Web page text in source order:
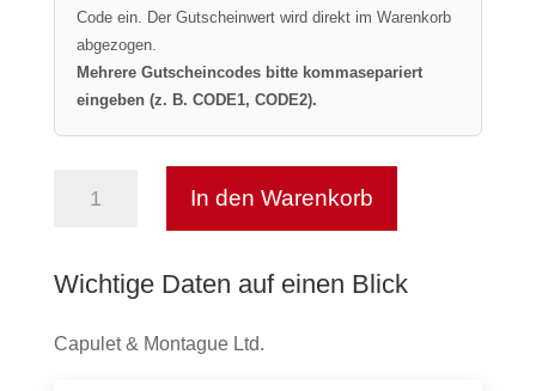
Code ein. Der Gutscheinwert wird direkt im Warenkorb
abgezogen.
Mehrere Gutscheincodes bitte kommasepariert
eingeben (z. B. CODE1, CODE2).
Ferdinand′s
Cordial
In den Warenkorb
Wichtige Daten auf einen Blick
Capulet & Montague Ltd.